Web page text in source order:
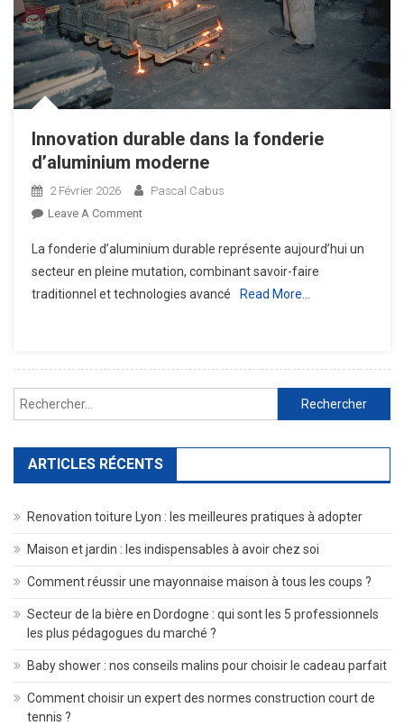
Innovation durable dans la fonderie
d’aluminium moderne
2 Février 2026
Pascal Cabus
Leave A CommentOn
Durable
Dans
La
La fonderie d’aluminium durable représente aujourd’hui un
secteur en pleine mutation, combinant savoir-faire
traditionnel et technologies avancé
Read More…
Rechercher :
ARTICLES RÉCENTS
Renovation toiture Lyon : les meilleures pratiques à adopter
Maison et jardin : les indispensables à avoir chez soi
Comment réussir une mayonnaise maison à tous les coups ?
Secteur de la bière en Dordogne : qui sont les 5 professionnels
les plus pédagogues du marché ?
Baby shower : nos conseils malins pour choisir le cadeau parfait
Comment choisir un expert des normes construction court de
tennis ?